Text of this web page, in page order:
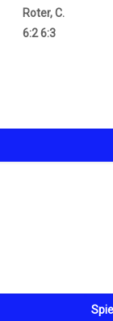
Roter, C.
6:2 6:3